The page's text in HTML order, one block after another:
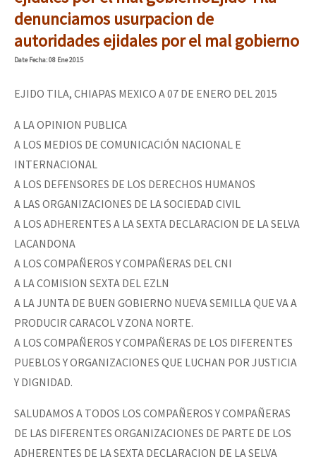
Mundo
EZLN
La Sexta
AutonomÍa y Resistencia
Megaproyectos
Migración
Presos
Mujeres
Niñxs
ETIQUETAS
MULTIMEDIA
Audio
Video
Otras secciones
Semillero Guerra contra la Humanidad. (Las poblaciones y
la naturaleza bajo asedio)
Dia 1: Encontro “Guerra contra a Humanidade”
“Sonhando a Terra do Bem Virá” se publica no Estado Espanhol
Se o México sabe, que o mundo saiba! Nossas lutas pela
[25 abr – CDMX] Tokín por el CNI: 30 años de Resistencia y
denunciamos usurpacion de
autoridades ejidales por el mal gobierno
DateFecha: 08 Ene 2015
EJIDO TILA, CHIAPAS MEXICO A 07 DE ENERO DEL 2015
A LA OPINION PUBLICA
A LOS MEDIOS DE COMUNICACIÓN NACIONAL E
INTERNACIONAL
A LOS DEFENSORES DE LOS DERECHOS HUMANOS
A LAS ORGANIZACIONES DE LA SOCIEDAD CIVIL
A LOS ADHERENTES A LA SEXTA DECLARACION DE LA SELVA
LACANDONA
A LOS COMPAÑEROS Y COMPAÑERAS DEL CNI
A LA COMISION SEXTA DEL EZLN
A LA JUNTA DE BUEN GOBIERNO NUEVA SEMILLA QUE VA A
PRODUCIR CARACOL V ZONA NORTE.
A LOS COMPAÑEROS Y COMPAÑERAS DE LOS DIFERENTES
PUEBLOS Y ORGANIZACIONES QUE LUCHAN POR JUSTICIA
Y DIGNIDAD.
SALUDAMOS A TODOS LOS COMPAÑEROS Y COMPAÑERAS
DE LAS DIFERENTES ORGANIZACIONES DE PARTE DE LOS
ADHERENTES DE LA SEXTA DECLARACION DE LA SELVA